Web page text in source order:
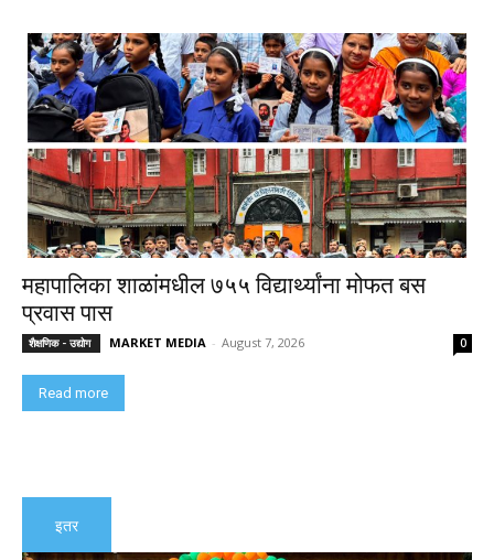
महापालिका शाळांमधील ७५५ विद्यार्थ्यांना मोफत बस
प्रवास पास
शैक्षणिक - उद्योग MARKET MEDIA - August 7, 2026 0
Read more
इतर